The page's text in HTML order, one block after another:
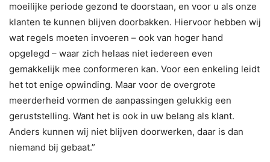
moeilijke periode gezond te doorstaan, en voor u als onze
klanten te kunnen blijven doorbakken. Hiervoor hebben wij
wat regels moeten invoeren – ook van hoger hand
opgelegd – waar zich helaas niet iedereen even
gemakkelijk mee conformeren kan. Voor een enkeling leidt
het tot enige opwinding. Maar voor de overgrote
meerderheid vormen de aanpassingen gelukkig een
geruststelling. Want het is ook in uw belang als klant.
Anders kunnen wij niet blijven doorwerken, daar is dan
niemand bij gebaat.”